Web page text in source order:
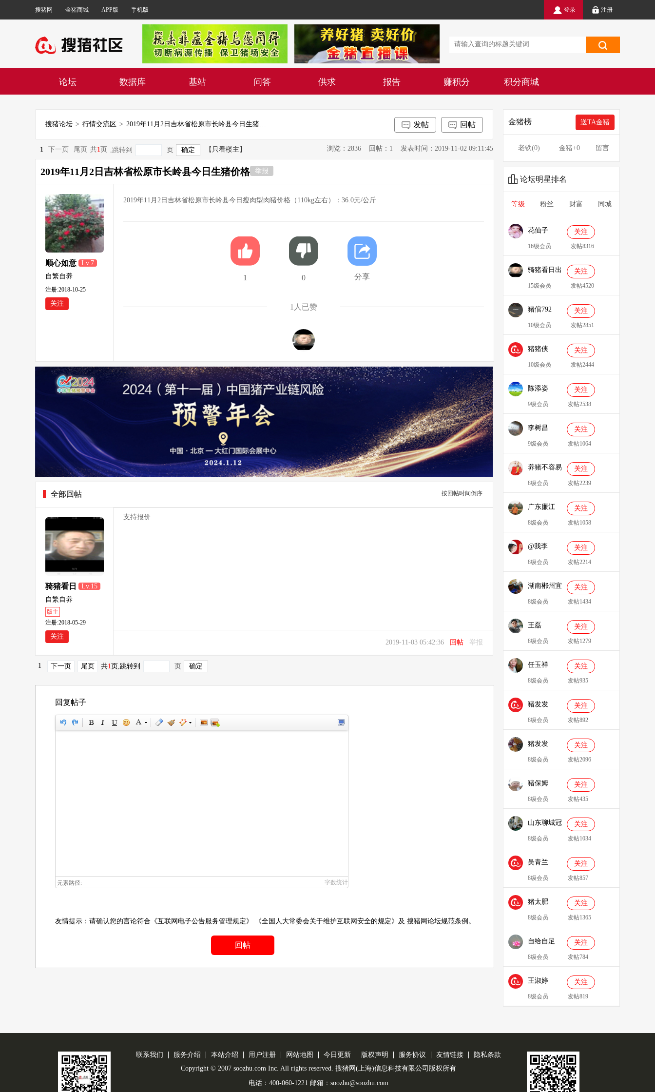
搜猪网 金猪商城 APP版 手机版 登录 注册
论坛 数据库 基站 问答 供求 报告 赚积分 积分商城
搜猪论坛 > 行情交流区 > 2019年11月2日吉林省松原市长岭县今日生猪价格 回帖
发帖
1 下一页 尾页 共1 页 ,跳转到 页 【只看楼主】 浏览：2836 回帖：1 发表时间：2019-11-02 09:11:45
2019年11月2日吉林省松原市长岭县今日生猪价格 举报
顺心如意
Lv.7
自繁自养
注册:2018-10-25
关注
2019年11月2日吉林省松原市长岭县今日瘦肉型肉猪价格（110kg左右）：36.0元/公斤
1 0 分享
1 人已赞
全部回帖 按回帖时间倒序
骑猪看日
出
Lv.15
自繁自养
版主
注册:2018-05-29
关注
支持报价
2019-11-03 05:42:36 回帖 举报
1 下一页 尾页 共1页 ,跳转到 页
回复帖子
元素路径: 字数统计
友情提示：请确认您的言论符合 《互联网电子公告服务管理规定》 《全国人大常委会关于维护互联网安全的规定》 及 搜猪网论坛规范条例 。
回帖
金猪榜 送TA金猪
老铁(0) 金猪+0 留言
论坛明星排名
等级 粉丝 财富 同城
花仙子 关注
16级会员 发帖8316
骑猪看日出 关注
15级会员 发帖4520
猪倌792 关注
10级会员 发帖2851
猪猪侠
086349
关注
10级会员 发帖2444
陈添姿 关注
9级会员 发帖2538
李树昌 关注
9级会员 发帖1064
养猪不容易 关注
8级会员 发帖2239
广东廉江
088
关注
8级会员 发帖1058
@我李 关注
8级会员 发帖2214
湖南郴州宜
章县李明广
关注
8级会员 发帖1434
王磊 关注
8级会员 发帖1279
任玉祥 关注
8级会员 发帖935
猪发发
638829
关注
8级会员 发帖892
猪发发 关注
8级会员 发帖2096
猪保姆
909233
关注
8级会员 发帖435
山东聊城冠
县、莘县综
合服务站：
冯代林
关注
8级会员 发帖1034
吴青兰 关注
8级会员 发帖857
猪太肥
143814
关注
8级会员 发帖1365
自给自足 关注
8级会员 发帖784
王淑婷 关注
8级会员 发帖819
联系我们 服务介绍 本站介绍 用户注册 网站地图 今日更新 版权声明 服务协议 友情链接
隐私条款
Copyright © 2007 soozhu.com Inc. All rights reserved. 搜猪网(上海)信息科技有限公司版权所有
电话：400-060-1221 邮箱：soozhu@soozhu.com